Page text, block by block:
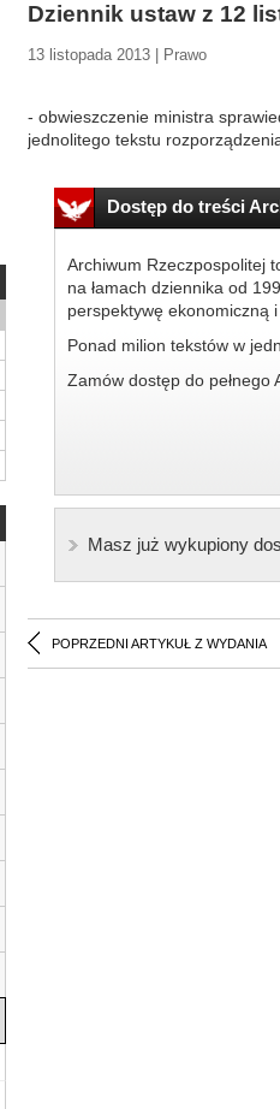
Dziennik ustaw z 12
13 listopada 2013 | Prawo
- obwieszczenie ministra
jednolitego tekstu
Dostęp do treści
Archiwum Rzeczpospolitej
na łamach dziennika od
perspektywę ekonomiczną i
Ponad milion tekstów w
Zamów dostęp do pełnego
Masz już wykupiony
POPRZEDNI ARTYKUŁ Z WYDANIA